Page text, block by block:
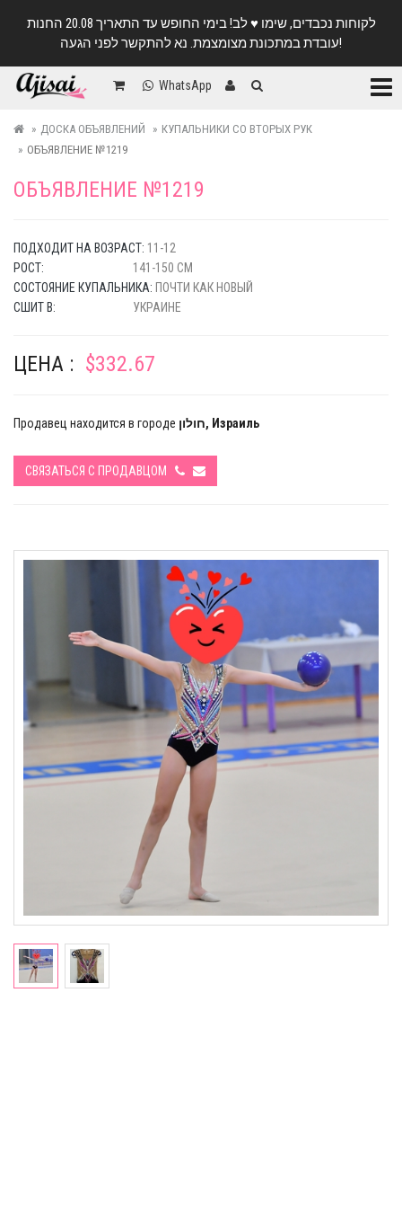
לקוחות נכבדים, שימו ♥️ לב! בימי החופש עד התאריך 20.08 החנות
עובדת במתכונת מצומצמת. נא להתקשר לפני הגעה!
WhatsApp
ДОСКА ОБЪЯВЛЕНИЙ
КУПАЛЬНИКИ СО ВТОРЫХ РУК
ОБЪЯВЛЕНИЕ №1219
ОБЪЯВЛЕНИЕ №1219
ПОДХОДИТ НА ВОЗРАСТ: 11-12
РОСТ:
141-150 СМ
СОСТОЯНИЕ КУПАЛЬНИКА: ПОЧТИ КАК НОВЫЙ
СШИТ В:
УКРАИНЕ
ЦЕНА : $332.67
Продавец находится в городе חולון, Израиль
СВЯЗАТЬСЯ С ПРОДАВЦОМ